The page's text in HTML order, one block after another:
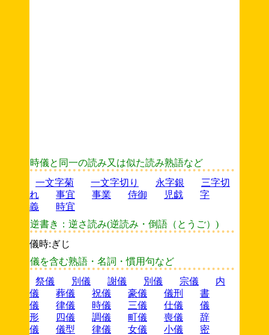
時儀と同一の読み又は似た読み熟語など
一文字菊
一文字切り 永字銀
三字切
れ
事宜 事業 侍御 児戯
字
義
時宜
逆書き：逆さ読み(逆読み・倒語（とうご）)
儀時:ぎじ
儀を含む熟語・名詞・慣用句など
祭儀
別儀 謝儀 別儀 宗儀
内
儀
葬儀 祝儀 豪儀 儀刑
書
儀
律儀 時儀 三儀 仕儀
儀
形
四儀 調儀 町儀 喪儀
辞
儀
儀型 律儀 女儀 小儀
密